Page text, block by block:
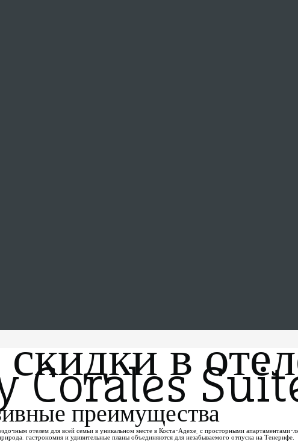
в
Corales
преимущества
отелем для всей семьи в уникальном месте в Коста-Адехе, с просторными апартаментами-
гастрономия и удивительные планы объединяются для незабываемого отпуска на Тенерифе.